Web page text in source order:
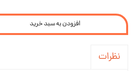
افزودن به سبد خرید
نظرات